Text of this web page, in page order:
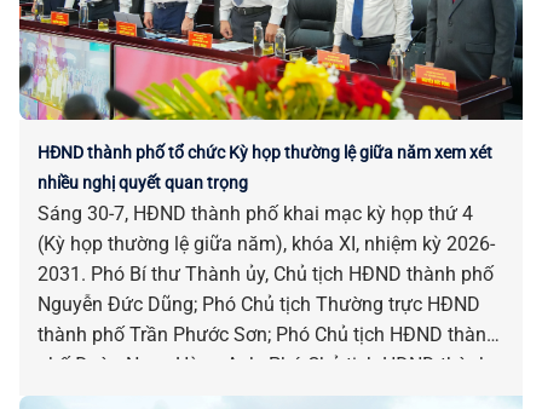
HĐND thành phố tổ chức Kỳ họp thường lệ giữa năm xem xét
nhiều nghị quyết quan trọng
Sáng 30-7, HĐND thành phố khai mạc kỳ họp thứ 4
(Kỳ họp thường lệ giữa năm), khóa XI, nhiệm kỳ 2026-
2031. Phó Bí thư Thành ủy, Chủ tịch HĐND thành phố
Nguyễn Đức Dũng; Phó Chủ tịch Thường trực HĐND
thành phố Trần Phước Sơn; Phó Chủ tịch HĐND thành
phố Đoàn Ngọc Hùng Anh; Phó Chủ tịch HĐND thành
phố Nguyễn Công Thanh chủ trì kỳ họp.